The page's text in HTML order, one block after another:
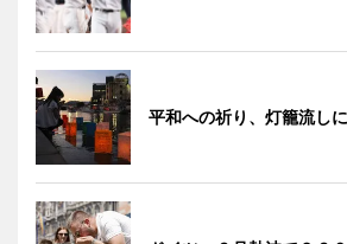
平和への祈り、灯籠流しに